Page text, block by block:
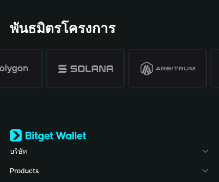
พันธมิตรโครงการ
บริษัท
เกี่ยวกับ Bitget Wallet
Products